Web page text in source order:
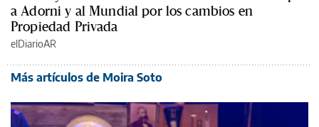
a Adorni y al Mundial por los cambios en
Propiedad Privada
elDiarioAR
Más artículos de Moira Soto